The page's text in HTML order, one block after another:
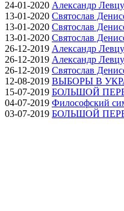
24-01-2020 Александр
13-01-2020 Святослав
13-01-2020 Святослав
13-01-2020 Святослав
26-12-2019 Александр
26-12-2019 Александр
26-12-2019 Святослав
12-08-2019 ВЫБОРЫ В
15-07-2019 БОЛЬШОЙ
04-07-2019 Философский
03-07-2019 БОЛЬШОЙ